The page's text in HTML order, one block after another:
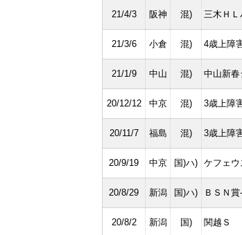
21/4/3 阪神 混) 三木ＨＬ
21/3/6 小倉 混) 4歳上障
21/1/9 中山 混) 中山新春
20/12/12 中京 混) 3歳上障
20/11/7 福島 混) 3歳上障
20/9/19 中京 国)ハ) ケフェウ
20/8/29 新潟 国)ハ) ＢＳＮ賞
20/8/2 新潟 国) 関越Ｓ